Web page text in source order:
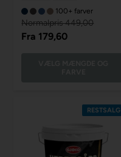
100+ farver
Normalpris 449,00
Fra 179,60
RESTSALG